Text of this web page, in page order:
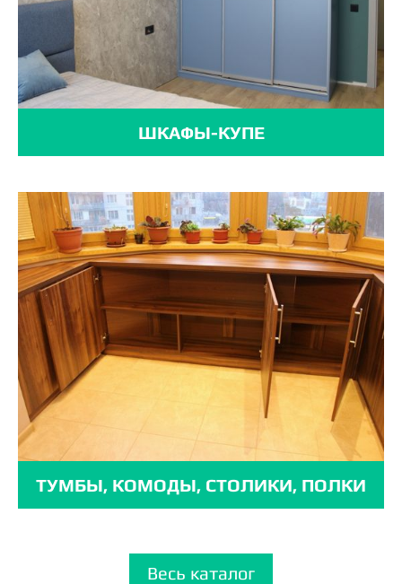
ШКАФЫ-КУПЕ
ТУМБЫ, КОМОДЫ, СТОЛИКИ, ПОЛКИ
Весь каталог